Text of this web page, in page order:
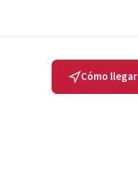
Cómo llegar